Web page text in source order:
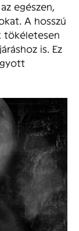
egészen,
A hosszú
tökéletesen
is. Ez